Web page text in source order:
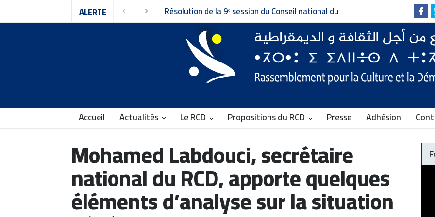
ALERTE Résolution de la 9ᵉ session du Conseil national du
Rassemblement pour la Culture et la Démocratie
Accueil Actualités Le RCD Propositions du RCD Presse Adhésion
Mohamed Labdouci, secrétaire
national du RCD, apporte quelques
éléments d’analyse sur la situation